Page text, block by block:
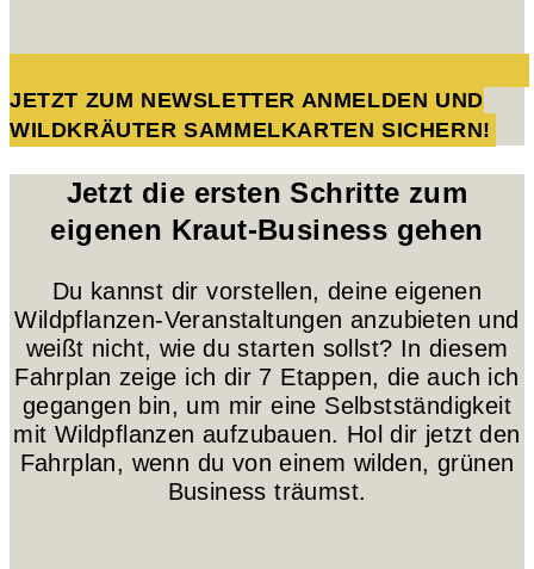
JETZT ZUM NEWSLETTER ANMELDEN UND
WILDKRÄUTER SAMMELKARTEN SICHERN!
Jetzt die ersten Schritte zum
eigenen Kraut-Business gehen
Du kannst dir vorstellen, deine eigenen
Wildpflanzen-Veranstaltungen anzubieten und
weißt nicht, wie du starten sollst? In diesem
Fahrplan zeige ich dir 7 Etappen, die auch ich
gegangen bin, um mir eine Selbstständigkeit
mit Wildpflanzen aufzubauen. Hol dir jetzt den
Fahrplan, wenn du von einem wilden, grünen
Business träumst.